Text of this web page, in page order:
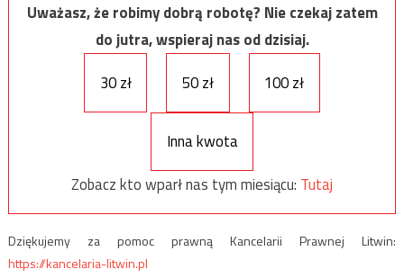
Uważasz, że robimy dobrą robotę? Nie czekaj zatem
do jutra, wspieraj nas od dzisiaj.
30 zł
50 zł 100 zł
Inna kwota
Zobacz kto wparł nas tym miesiącu: Tutaj
Dziękujemy za pomoc prawną Kancelarii Prawnej Litwin:
https://kancelaria-litwin.pl